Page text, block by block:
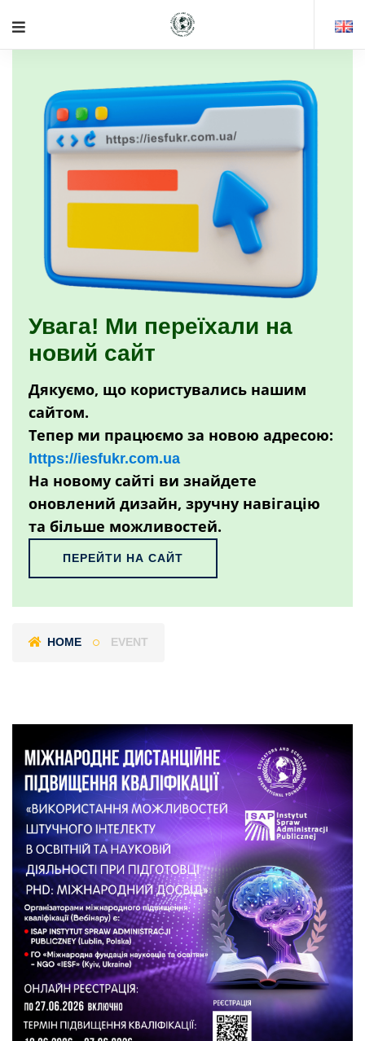
Увага! Ми переїхали на
новий сайт
Дякуємо, що користувались нашим
сайтом.
Тепер ми працюємо за новою адресою:
https://iesfukr.com.ua
На новому сайті ви знайдете
оновлений дизайн, зручну навігацію
та більше можливостей.
ПЕРЕЙТИ НА САЙТ
HOME EVENT